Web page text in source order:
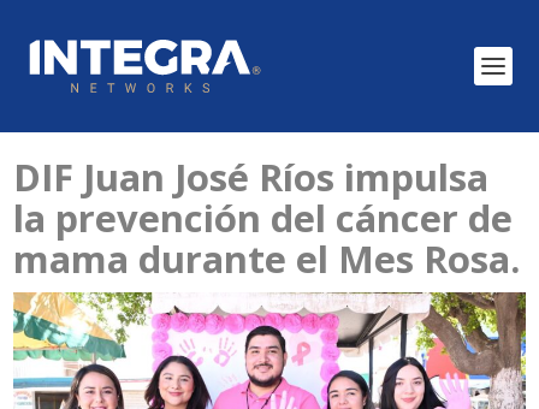
DIF Juan José Ríos impulsa
la prevención del cáncer de
mama durante el Mes Rosa.